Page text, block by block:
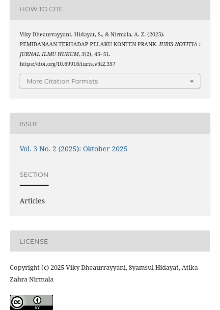
HOW TO CITE
Viky Dheaurrayyani, Hidayat, S., & Nirmala, A. Z. (2025).
PEMIDANAAN TERHADAP PELAKU KONTEN PRANK. IURIS NOTITIA :
JURNAL ILMU HUKUM, 3(2), 45–51.
https://doi.org/10.69916/iuris.v3i2.357
More Citation Formats
ISSUE
Vol. 3 No. 2 (2025): Oktober 2025
SECTION
Articles
LICENSE
Copyright (c) 2025 Viky Dheaurrayyani, Syamsul Hidayat, Atika
Zahra Nirmala